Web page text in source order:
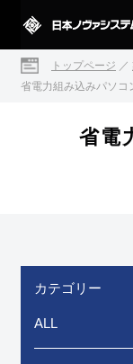
トップページ ／
省電力組み込みパソコ
省電
カテゴリー
ALL